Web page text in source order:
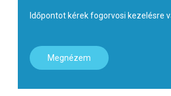
Időpontot kérek fogorvosi kezelésre
Megnézem